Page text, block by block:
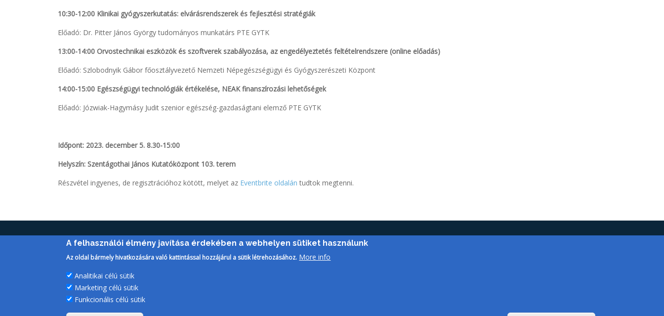
10:30-12:00 Klinikai gyógyszerkutatás: elvárásrendszerek és fejlesztési stratégiák
Előadó: Dr. Pitter János György tudományos munkatárs PTE GYTK
13:00-14:00 Orvostechnikai eszközök és szoftverek szabályozása, az engedélyeztetés feltételrendszere (online előadás)
Előadó: Szlobodnyik Gábor főosztályvezető Nemzeti Népegészségügyi és Gyógyszerészeti Központ
14:00-15:00 Egészségügyi technológiák értékelése, NEAK finanszírozási lehetőségek
Előadó: Józwiak-Hagymásy Judit szenior egészség-gazdaságtani elemző PTE GYTK
Időpont: 2023. december 5. 8.30-15:00
Helyszín: Szentágothai János Kutatóközpont 103. terem
Részvétel ingyenes, de regisztrációhoz kötött, melyet az Eventbrite oldalántudtok megtenni.
A felhasználói élmény javítása érdekében a webhelyen sütiket használunk
Az oldal bármely hivatkozására való kattintással hozzájárul a sütik létrehozásához. More info
Analitikai célú sütik
Marketing célú sütik
Funkcionális célú sütik